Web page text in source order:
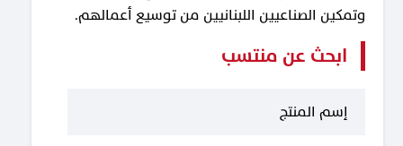
وتمكين الصناعيين اللبنانيين من توسيع أعمالهم.
ابحث عن منتسب